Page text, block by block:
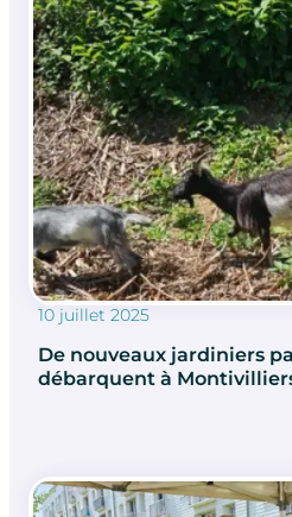
10 juillet 2025
De nouveaux jardiniers
débarquent à